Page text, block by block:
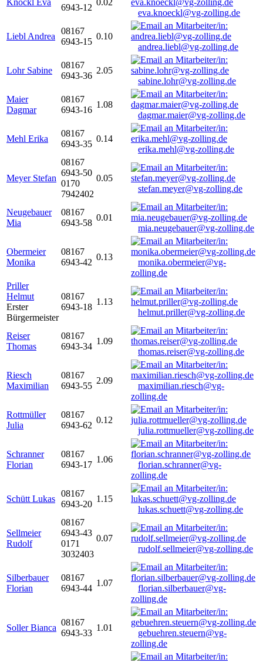
Knöckl Eva
6943-12
0.02
eva.knoeckl@vg-zolling.de
Liebl Andrea
08167
6943-15
0.10
andrea.liebl@vg-zolling.de
Lohr Sabine
08167
6943-36
2.05
sabine.lohr@vg-zolling.de
Maier
Dagmar
08167
6943-16
1.08
dagmar.maier@vg-zolling.de
Mehl Erika
08167
6943-35
0.14
erika.mehl@vg-zolling.de
Meyer Stefan
08167
6943-50
0170
7942402
0.05
stefan.meyer@vg-zolling.de
Neugebauer
Mia
08167
6943-58
0.01
mia.neugebauer@vg-zolling.de
Obermeier
Monika
08167
6943-42
0.13
monika.obermeier@vg-
zolling.de
Priller
Helmut
Erster
Bürgermeister
08167
6943-18
1.13
helmut.priller@vg-zolling.de
Reiser
Thomas
08167
6943-34
1.09
thomas.reiser@vg-zolling.de
Riesch
Maximilian
08167
6943-55
2.09
maximilian.riesch@vg-
zolling.de
Rottmüller
Julia
08167
6943-62
0.12
julia.rottmueller@vg-zolling.de
Schranner
Florian
08167
6943-17
1.06
florian.schranner@vg-
zolling.de
Schütt Lukas
08167
6943-20
1.15
lukas.schuett@vg-zolling.de
Sellmeier
Rudolf
08167
6943-43
0171
3032403
0.07
rudolf.sellmeier@vg-zolling.de
Silberbauer
Florian
08167
6943-44
1.07
florian.silberbauer@vg-
zolling.de
Soller Bianca
08167
6943-33
1.01
gebuehren.steuern@vg-
zolling.de